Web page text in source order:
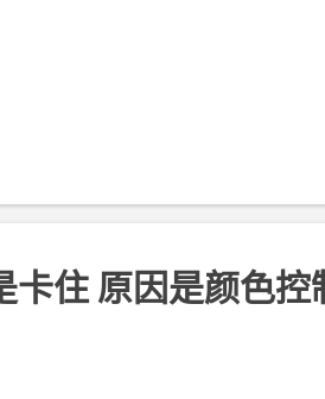
住 原因是颜色控